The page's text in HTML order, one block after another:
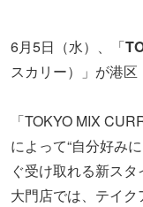
6月5日（水）、「
スカリー）」が港区
「TOKYO MIX
によって“自分好み
ぐ受け取れる新ス
大門店では、テイ